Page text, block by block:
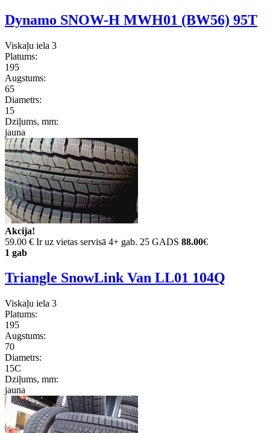
Dynamo SNOW-H MWH01 (BW56) 95T
Viskaļu iela 3
Platums:
195
Augstums:
65
Diametrs:
15
Dziļums, mm:
jauna
Akcija!
59.00 € Ir uz vietas servisā 4+ gab. 25 GADS 88.00€
1 gab
Triangle SnowLink Van LL01 104Q
Viskaļu iela 3
Platums:
195
Augstums:
70
Diametrs:
15C
Dziļums, mm:
jauna